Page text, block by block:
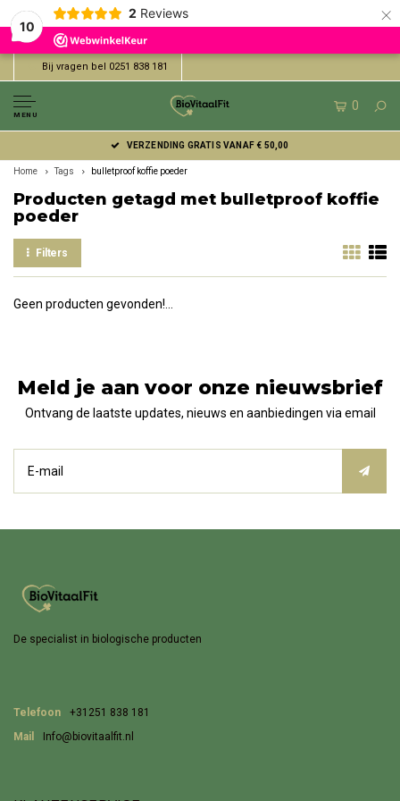
10
2 Reviews ×
Bij vragen bel 0251 838 181
MENU
0
VERZENDING GRATIS VANAF € 50,00
Home Tags bulletproof koffie poeder
Producten getagd met bulletproof koffie
poeder
Filters
Geen producten gevonden!...
Meld je aan voor onze nieuwsbrief
Ontvang de laatste updates, nieuws en aanbiedingen via email
De specialist in biologische producten
Telefoon
+31251 838 181
Mail
Info@biovitaalfit.nl